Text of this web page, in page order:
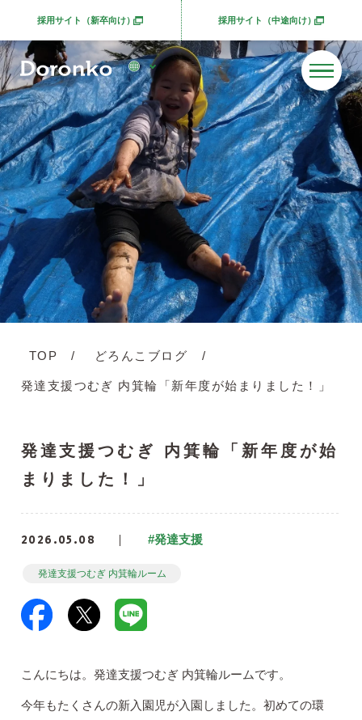
採用サイト（新卒向け）別ウィンドウで開きます 採用サイト（中途向け）別ウィンドウで開きま
TOP どろんこブログ
発達支援つむぎ 内箕輪「新年度が始まりました！」
発達支援つむぎ 内箕輪「新年度が始
まりました！」
2026.05.08 #発達支援
発達支援つむぎ 内箕輪ルーム
こんにちは。発達支援つむぎ 内箕輪ルームです。
今年もたくさんの新入園児が入園しました。初めての環